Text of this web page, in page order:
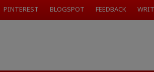
PINTEREST BLOGSPOT FEEDBACK